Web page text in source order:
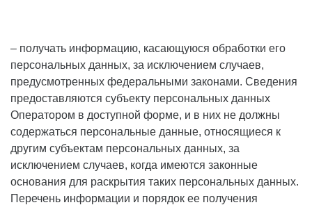
– получать информацию, касающуюся обработки его
персональных данных, за исключением случаев,
предусмотренных федеральными законами. Сведения
предоставляются субъекту персональных данных
Оператором в доступной форме, и в них не должны
содержаться персональные данные, относящиеся к
другим субъектам персональных данных, за
исключением случаев, когда имеются законные
основания для раскрытия таких персональных данных.
Перечень информации и порядок ее получения